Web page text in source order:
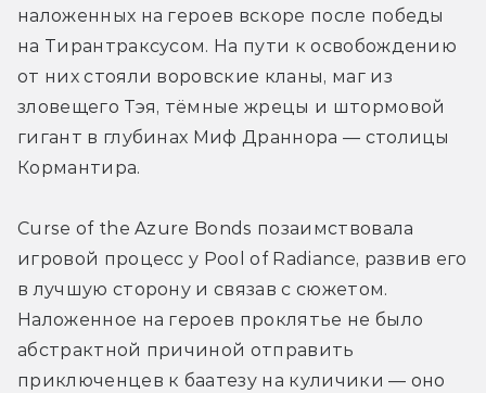
наложенных на героев вскоре после победы
на Тирантраксусом. На пути к освобождению
от них стояли воровские кланы, маг из
зловещего Тэя, тёмные жрецы и штормовой
гигант в глубинах Миф Драннора — столицы
Кормантира.
Curse of the Azure Bonds позаимствовала
игровой процесс у Pool of Radiance, развив его
в лучшую сторону и связав с сюжетом.
Наложенное на героев проклятье не было
абстрактной причиной отправить
приключенцев к баатезу на куличики — оно